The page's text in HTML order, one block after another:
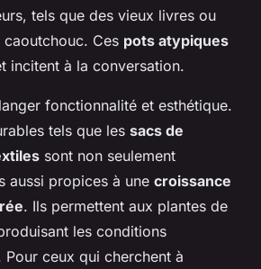
tels que des vieux livres ou
Ces pots atypiques
incitent à la conversation.
fonctionnalité et esthétique.
tels que les sacs de
sont non seulement
aussi propices à une croissance
. Ils permettent aux plantes de
les conditions
Pour ceux qui cherchent à